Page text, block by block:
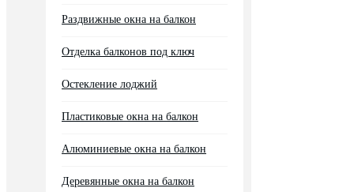
Раздвижные окна на балкон
Отделка балконов под ключ
Остекление лоджий
Пластиковые окна на балкон
Алюминиевые окна на балкон
Деревянные окна на балкон